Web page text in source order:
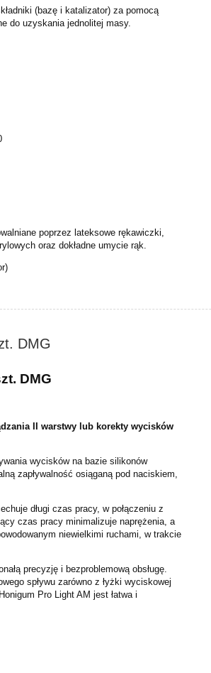
(bazę i katalizator) za pomocą
do uzyskania jednolitej masy.
poprzez lateksowe rękawiczki,
oraz dokładne umycie rąk.
DMG
DMG
II warstwy lub korekty wycisków
wycisków na bazie silikonów
zapływalność osiąganą pod naciskiem,
długi czas pracy, w połączeniu z
czas pracy minimalizuje naprężenia, a
niewielkimi ruchami, w trakcie
precyzję i bezproblemową obsługę.
spływu zarówno z łyżki wyciskowej
Pro Light AM jest łatwa i